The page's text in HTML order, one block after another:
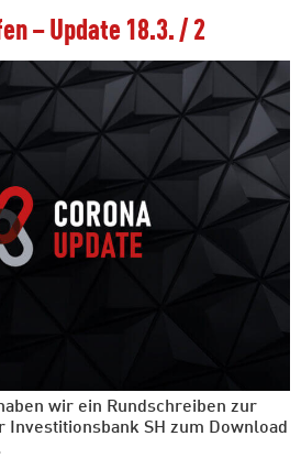
– Update 18.3. / 2
wir ein Rundschreiben zur
SH zum Download